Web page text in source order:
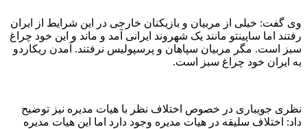
وی گفت: خیلی از مربیان و بازیکنان خارجی در این شرایط از ایران
رفتند اما ساپینتو مانند یک شهروند ایرانی آمد و ماند و این خود چراغ
سبز است. مگر مربیان سپاهان و پرسپولیس نرفتند. آمدن ریکاردو
به ایران خود چراغ سبز است.
نظری جویباری در خصوص اختلاف نظر با هیات مدیره نیز توضیح
داد: اختلاف سلیقه در هیات مدیره وجود دارد اما این هیات مدیره